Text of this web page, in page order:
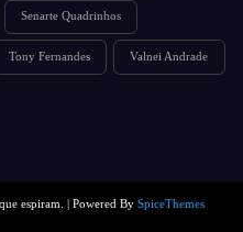
Senarte Quadrinhos
Tony Fernandes Valnei Andrade
espiram. | Powered By SpiceThemes